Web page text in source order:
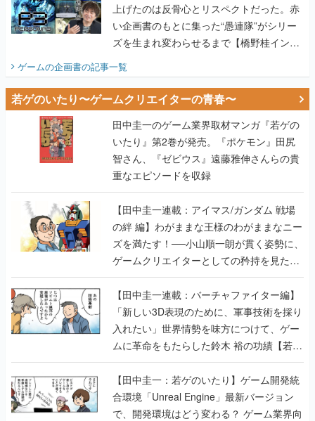
上げたのは反骨心とリスペクトだった。赤
い企画書のもとに集った“愚連隊”がシリー
ズを生まれ変わらせるまで【橋野桂インタ
ゲームの企画書の記事一覧
若ゲのいたり〜ゲームクリエイターの青春〜
田中圭一のゲーム業界取材マンガ『若ゲの
いたり』第2巻が発売。『ポケモン』田尻
智さん、『ゼビウス』遠藤雅伸さんらの貴
重なエピソードを収録
【田中圭一連載：アイマス/ガンダム 戦場
の絆 編】わがままな王様のわがままなニー
ズを満たす！──小山順一朗が貫く姿勢に、
ゲームクリエイターとしての矜持を見た
【若ゲのいたり最終回】
【田中圭一連載：バーチャファイター編】
「新しい3D表現のために、軍事技術を採り
入れたい」世界情勢を味方につけて、ゲー
ムに革命をもたらした鈴木 裕の功績【若ゲ
のいたり】
【田中圭一：若ゲのいたり】ゲーム開発統
合環境「Unreal Engine」最新バージョン
で、開発環境はどう変わる？ ゲーム業界向